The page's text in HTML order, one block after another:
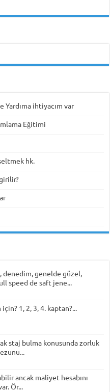
ihtiyacım var
Eğitimi
hk.
denedim, genelde güzel,
speed de saft jene...
1, 2, 3, 4. kaptan?...
staj bulma konusunda zorluk
ancak maliyet hesabını
Ör...